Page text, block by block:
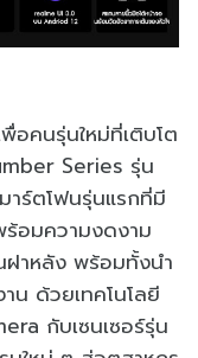
อคนรุ่นใหม่ที่เติบโต
Series รุ่น
าร์ตโฟนรุ่นแรกที่มี
อมความงดงาม
ฝาหลัง พร้อมทั้งนำ
น ด้วยเทคโนโลยี
กับเซนเซอร์รุ่น